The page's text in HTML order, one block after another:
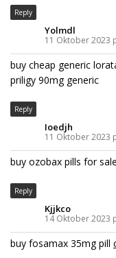
Reply
Yolmdl
11 Oktober 2023
buy cheap generic
priligy 90mg generic
Reply
Ioedjh
11 Oktober 2023
buy ozobax pills for sale
Reply
Kjjkco
14 Oktober 2023
buy fosamax 35mg pill